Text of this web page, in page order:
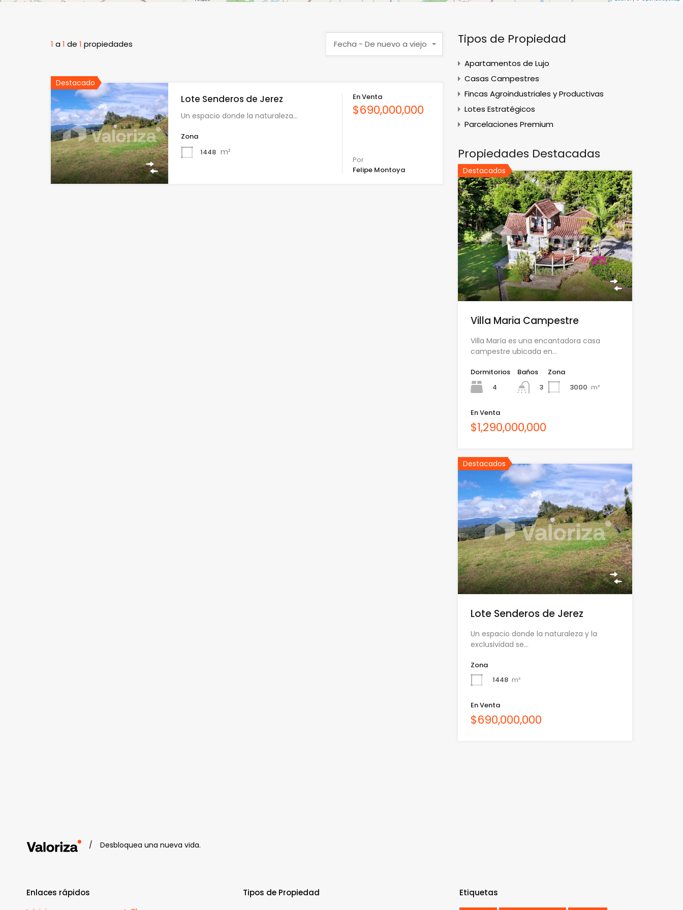
1 a1 de 1 propiedades Fecha - De nuevo a viejo
Destacado
Lote Senderos de Jerez
Un espacio donde la naturaleza…
Zona
1448 m²
En Venta
$690,000,000
Por
Felipe Montoya
Tipos de Propiedad
Apartamentos de Lujo
Casas Campestres
Fincas Agroindustriales y Productivas
Lotes Estratégicos
Parcelaciones Premium
Propiedades Destacadas
Destacados
Villa Maria Campestre
Villa María es una encantadora casa
campestre ubicada en…
Dormitorios
4
Baños
3
Zona
3000 m²
En Venta
$1,290,000,000
Destacados
Lote Senderos de Jerez
Un espacio donde la naturaleza y la
exclusividad se…
Zona
1448 m²
En Venta
$690,000,000
/ Desbloquea una nueva vida.
Enlaces rápidos
Tipos de Propiedad Etiquetas